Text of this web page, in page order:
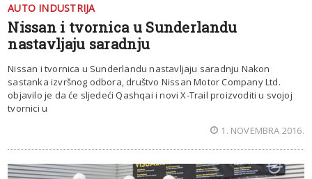
AUTO INDUSTRIJA
Nissan i tvornica u Sunderlandu
nastavljaju saradnju
Nissan i tvornica u Sunderlandu nastavljaju saradnju Nakon
sastanka izvršnog odbora, društvo Nissan Motor Company Ltd.
objavilo je da će sljedeći Qashqai i novi X-Trail proizvoditi u svojoj
tvornici u
1. NOVEMBRA 2016.